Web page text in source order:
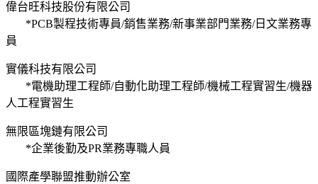
偉台旺科技股份有限公司
*PCB製程技術專員/銷售業務/新事業部門業務/日文業務專
員
實儀科技有限公司
*電機助理工程師/自動化助理工程師/機械工程實習生/機器
人工程實習生
無限區塊鏈有限公司
*企業後勤及PR業務專職人員
國際產學聯盟推動辦公室